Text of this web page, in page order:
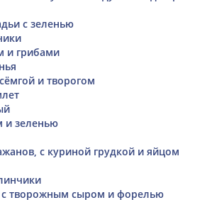
с зеленью
и грибами
и творогом
и зеленью
с куриной грудкой и яйцом
творожным сыром и форелью